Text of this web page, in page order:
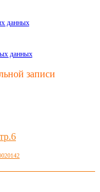
данных
данных
записи